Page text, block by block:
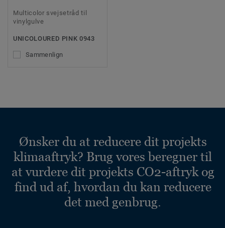
Multicolor svejsetråd til
vinylgulve
UNICOLOURED PINK 0943
Sammenlign
Ønsker du at reducere dit projekts
klimaaftryk? Brug vores beregner til
at vurdere dit projekts CO2-aftryk og
find ud af, hvordan du kan reducere
det med genbrug.